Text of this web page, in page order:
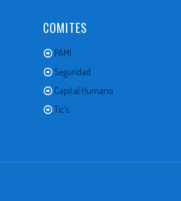
COMITES
PAMI
Seguridad
Capital Humano
Tic´s